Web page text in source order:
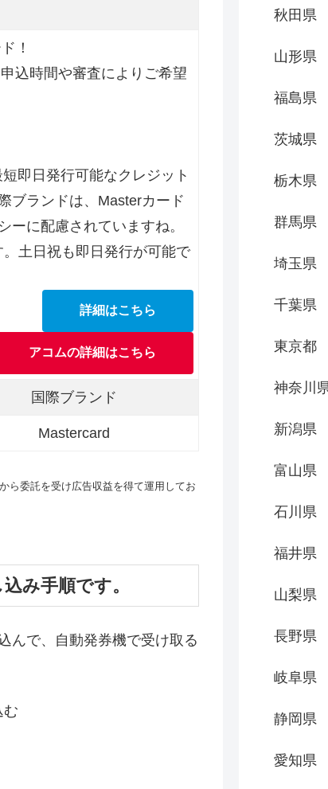
！
込時間や審査によりご希望
即日発行可能なクレジット
ブランドは、Masterカード
に配慮されていますね。
土日祝も即日発行が可能で
詳細はこちら
アコムの詳細はこちら
国際ブランド
Mastercard
ら委託を受け広告収益を得て運用してお
み手順です。
んで、自動発券機で受け取る
む
秋田県
山形県
福島県
茨城県
栃木県
群馬県
埼玉県
千葉県
東京都
神奈川
新潟県
富山県
石川県
福井県
山梨県
長野県
岐阜県
静岡県
愛知県